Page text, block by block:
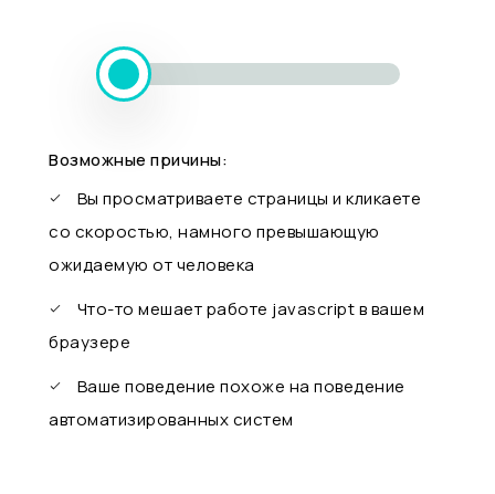
Возможные причины:
Вы просматриваете страницы и кликаете
со скоростью, намного превышающую
ожидаемую от человека
Что-то мешает работе javascript в вашем
браузере
Ваше поведение похоже на поведение
автоматизированных систем